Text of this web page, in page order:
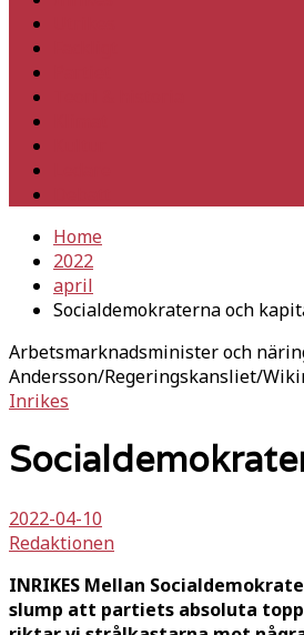
Home
2022
april
Socialdemokraterna och
Arbetsmarknadsminister och
Andersson/Regeringskansliet/
Inrikes
2022-04-10
Redaktionen
INRIKES Mellan
slump att partiets absoluta